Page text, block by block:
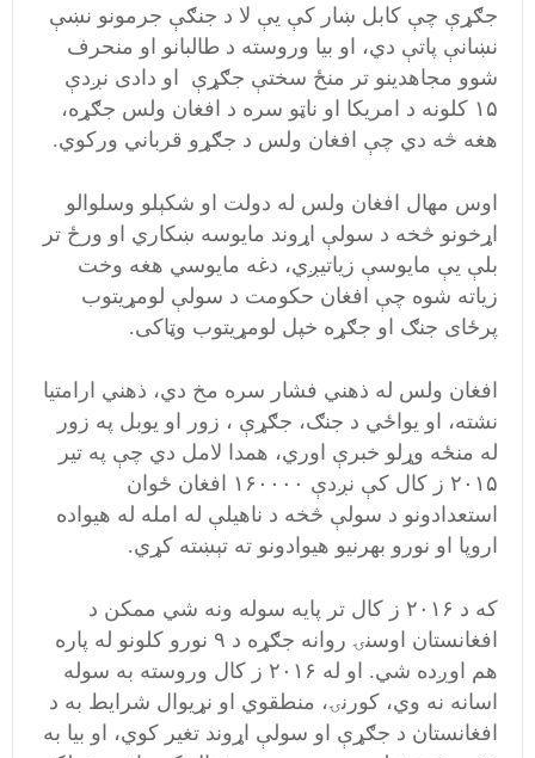
جګړې چې کابل ښار کې يې لا د جنګې جرمونو نښې
نښانې پاتې دي، او بیا وروسته د طالبانو او منحرف
شوو مجاهدینو تر منځ سختې جګړې او دادی نږدې
۱۵ کلونه د امریکا او ناټو سره د افغان ولس جګړه،
هغه څه دي چې افغان ولس د جګړو قرباني ورکوي.
اوس مهال افغان ولس له دولت او شکېلو وسلوالو
اړخونو څخه د سولې اړوند مایوسه ښکاري او ورځ تر
بلې يې مایوسې زیاتيږي، دغه مایوسي هغه وخت
زیاته شوه چې افغان حکومت د سولې لومړیتوب
پرځای جنګ او جګړه خپل لومړیتوب وټاکی.
افغان ولس له ذهني فشار سره مخ دي، ذهني ارامتیا
نشته، او یواځي د جنګ، جګړې ، زور او یوبل په زور
له منځه وړلو خبرې اوري، همدا لامل دي چې په تیر
۲۰۱۵ ز کال کې نږدې ۱۶۰۰۰۰ افغان ځوان
استعدادونو د سولې څخه د ناهیلې له امله له هیواده
اروپا او نورو بهرنیو هیوادونو ته تېښته کړي.
که د ۲۰۱۶ ز کال تر پایه سوله ونه شي ممکن د
افغانستان اوسنۍ روانه جګړه د ۹ نورو کلونو له پاره
هم اوږده شي. او له ۲۰۱۶ ز کال وروسته به سوله
اسانه نه وي، کورنۍ، منطقوي او نړیوال شرایط به د
افغانستان د جګړې او سولې اړوند تغیر کوي، او بیا به